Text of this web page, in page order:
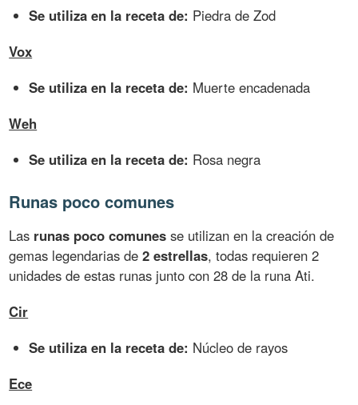
Se utiliza en la receta de: Piedra de Zod
Vox
Se utiliza en la receta de: Muerte encadenada
Weh
Se utiliza en la receta de: Rosa negra
Runas poco comunes
Las runas poco comunes se utilizan en la creación de
gemas legendarias de2 estrellas, todas requieren 2
unidades de estas runas junto con 28 de la runa Ati.
Cir
Se utiliza en la receta de: Núcleo de rayos
Ece